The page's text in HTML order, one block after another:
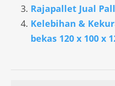
Rajapallet Jual
Kelebihan &
bekas 120 x 100 x